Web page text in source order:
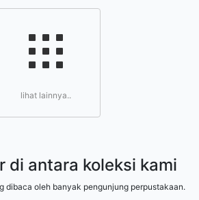
lihat lainnya..
di antara koleksi kami
dibaca oleh banyak pengunjung perpustakaan.